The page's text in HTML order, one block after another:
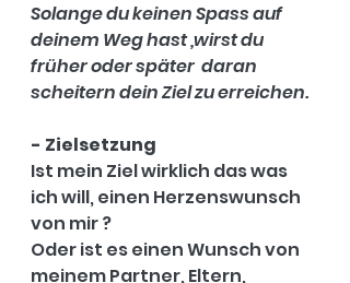
Solange du keinen Spass auf
deinem Weg hast ,wirst du
früher oder später  daran
scheitern dein Ziel zu erreichen.
- Zielsetzung
Ist mein Ziel wirklich das was
ich will, einen Herzenswunsch
von mir ?
Oder ist es einen Wunsch von
meinem Partner, Eltern,